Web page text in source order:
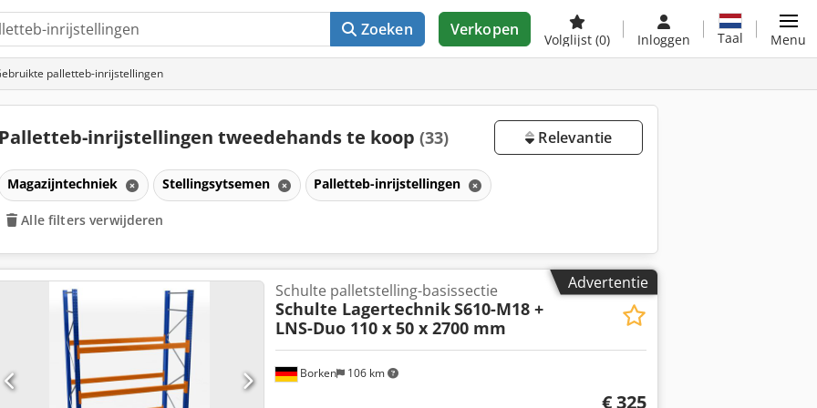
Zoeken Verkopen
Volglijst (0) Inloggen Taal Menu
palletteb-inrijstellingen
Palletteb-inrijstellingen tweedehands te koop (33) Relevantie
Magazijntechniek Stellingsytsemen Palletteb-inrijstellingen
Alle filters verwijderen
Advertentie
Borken 106 km
Schulte palletstelling-basissectie
Schulte LagertechnikS610-M18 +
LNS-Duo 110 x 50 x 2700 mm
€ 325